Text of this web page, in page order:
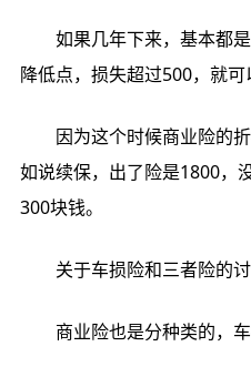
如果几年下来，基本都
降低点，损失超过500，就可
因为这个时候商业险的
如说续保，出了险是1800，
300块钱。
关于车损险和三者险的
商业险也是分种类的，